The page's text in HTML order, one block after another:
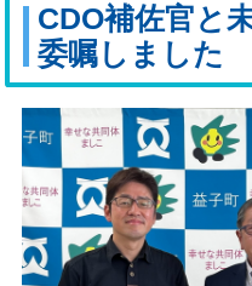
CDO補佐官と
委嘱しました